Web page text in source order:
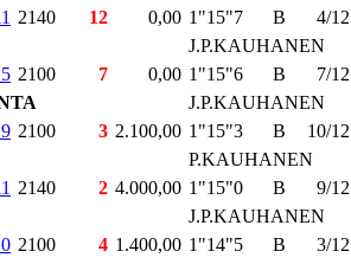
2140 12 0,00 1"15"7 B 4/12
J.P.KAUHANEN
2100 7 0,00 1"15"6 B 7/12
J.P.KAUHANEN
2100 3 2.100,00 1"15"3 B 10/12
P.KAUHANEN
2140 2 4.000,00 1"15"0 B 9/12
J.P.KAUHANEN
2100 4 1.400,00 1"14"5 B 3/12